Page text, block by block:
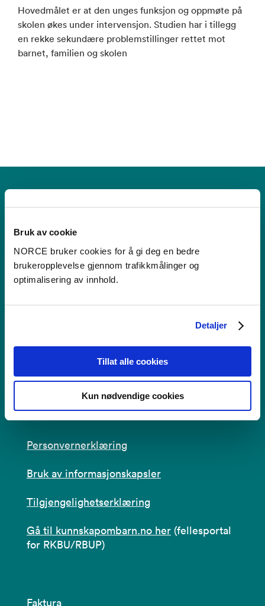
Bruk av cookie
NORCE bruker cookies for å gi deg en bedre
brukeropplevelse gjennom trafikkmålinger og
optimalisering av innhold.
Detaljer
Tillat alle cookies
Kun nødvendige cookies
Hovedmålet er at den unges funksjon og oppmøte på
skolen økes under intervensjon. Studien har i tillegg
en rekke sekundære problemstillinger rettet mot
barnet, familien og skolen
RKBU Vest
Kontakt
5838 Bergen
Se i kartet
post@norceresearch.no
+47 56 10 70 00
Personvernerklæring
Bruk av informasjonskapsler
Tilgjengelighetserklæring
Gå til kunnskapombarn.no her (fellesportal
for RKBU/RBUP)
Faktura